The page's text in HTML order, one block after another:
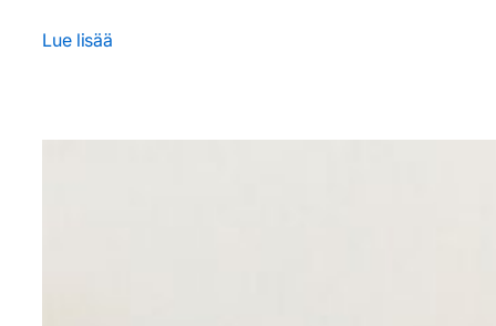
Lue lisää